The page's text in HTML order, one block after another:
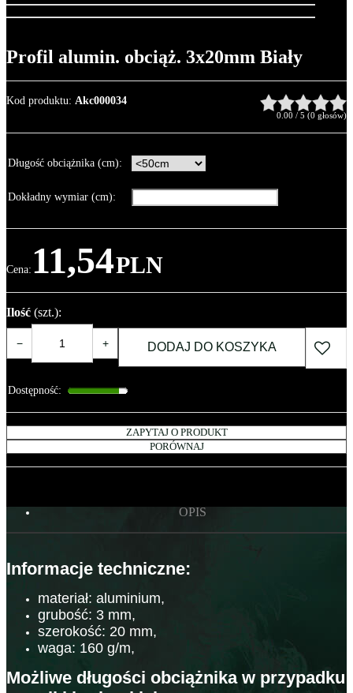
Profil alumin. obciąż. 3x20mm Biały
Kod produktu: Akc000034
0.00 / 5 (0 głosów)
Długość obciążnika (cm):
Dokładny wymiar (cm):
Cena: 11,54PLN
Ilość (szt.):
− + DODAJ DO KOSZYKA
Dostępność:
ZAPYTAJ O PRODUKT
PORÓWNAJ
OPIS
Informacje techniczne:
materiał: aluminium,
grubość: 3 mm,
szerokość: 20 mm,
waga: 160 g/m,
Możliwe długości obciążnika w przypadku